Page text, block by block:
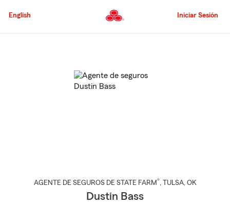
al
principal
English Iniciar Sesión
AGENTE DE SEGUROS DE STATE FARM®, TULSA, OK
Dustin Bass